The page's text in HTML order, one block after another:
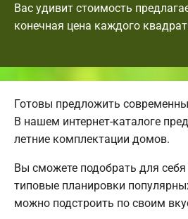
Вас удивит стоимость
конечная цена каждого
Готовы предложить
В нашем интернет-каталоге
летние комплектации домов.
Вы сможете подобрать для
типовые планировки
можно подстроить по своим